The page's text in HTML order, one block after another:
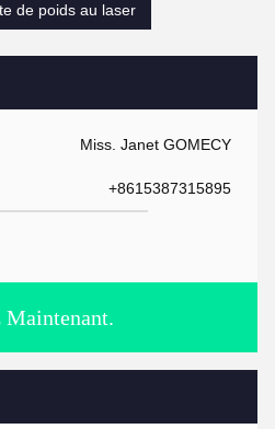
Miss. Janet GOMECY
+8615387315895
Maintenant.
de poids au laser